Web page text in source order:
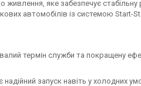
живлення, яке забезпечує
автомобілів із системою Start-
термін служби та покращену
запуск навіть у холодних